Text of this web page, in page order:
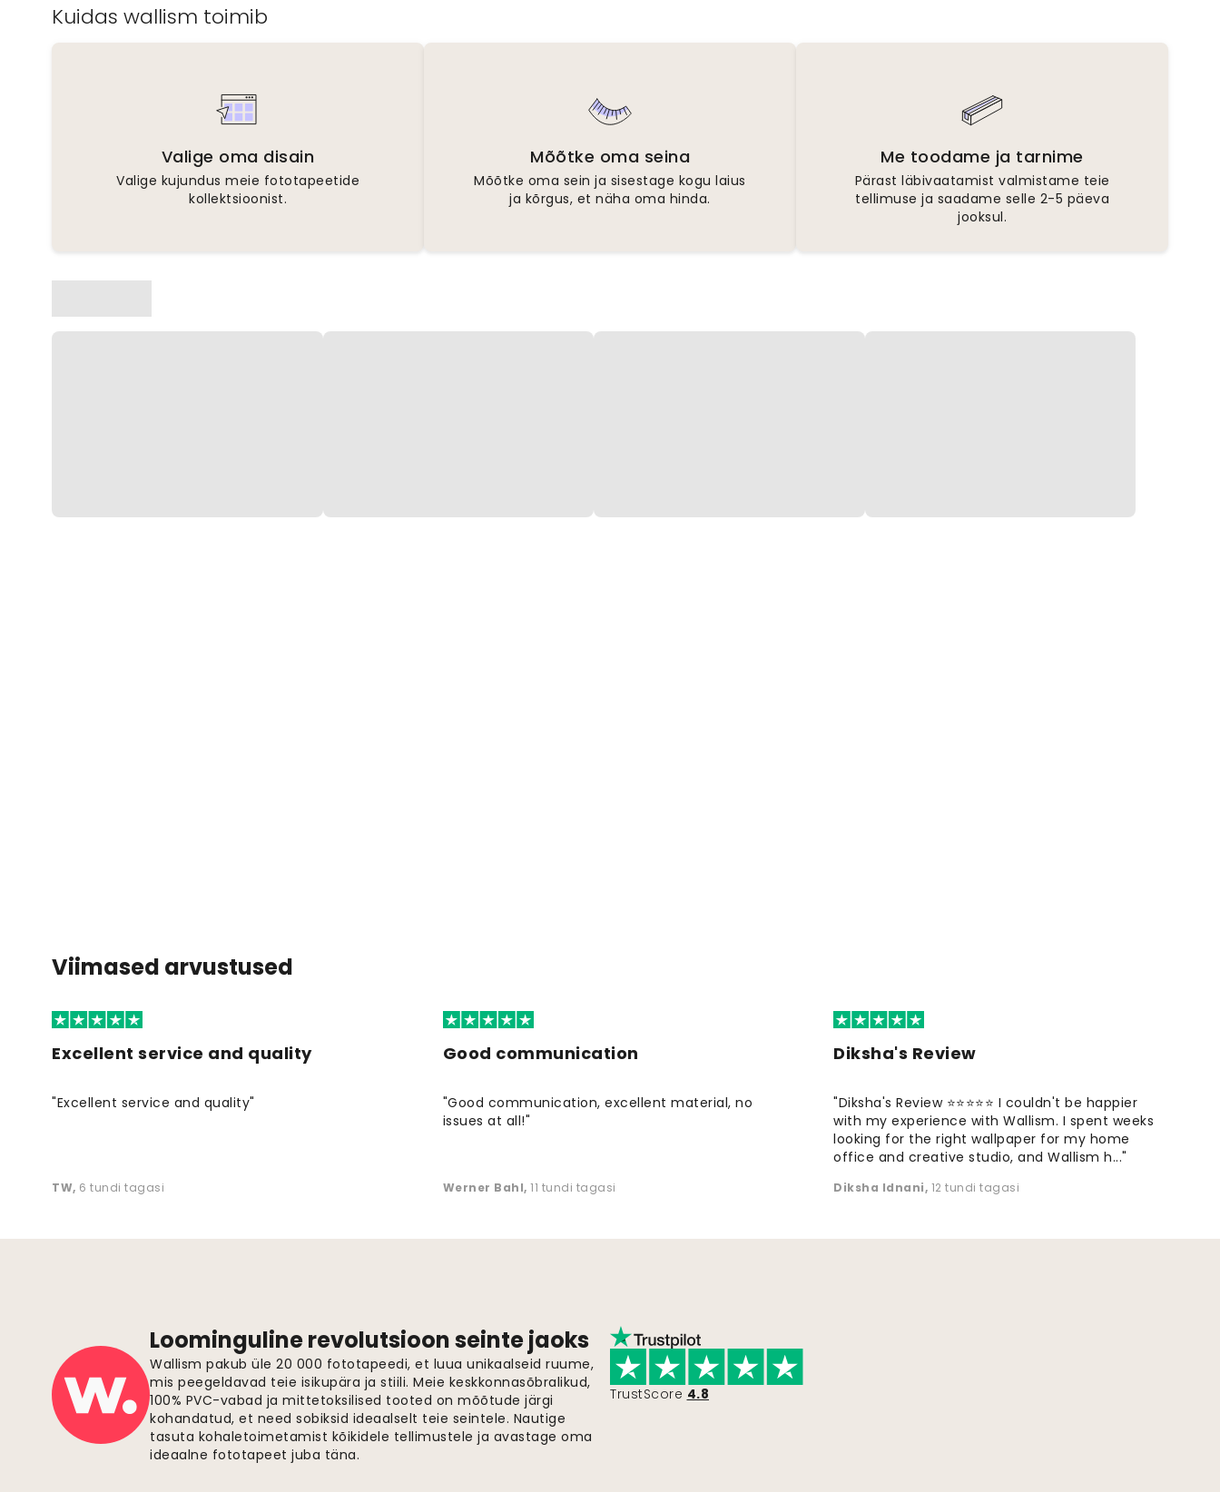
Kuidas wallism toimib
Valige oma disain
Valige kujundus meie fototapeetide
kollektsioonist.
Mõõtke oma seina
Mõõtke oma sein ja sisestage kogu laius
ja kõrgus, et näha oma hinda.
Me toodame ja tarnime
Pärast läbivaatamist valmistame teie
tellimuse ja saadame selle 2-5 päeva
jooksul.
Viimased arvustused
Excellent service and quality
"Excellent service and quality"
TW, 6 tundi tagasi
Good communication
"Good communication, excellent material, no
issues at all!"
Werner Bahl, 11 tundi tagasi
Diksha's Review
"Diksha's Review ⭐⭐⭐⭐⭐ I couldn't be happier
with my experience with Wallism. I spent weeks
looking for the right wallpaper for my home
office and creative studio, and Wallism h..."
Diksha Idnani, 12 tundi tagasi
Loominguline revolutsioon seinte jaoks
Wallism pakub üle 20 000 fototapeedi, et luua unikaalseid ruume,
mis peegeldavad teie isikupära ja stiili. Meie keskkonnasõbralikud,
100% PVC-vabad ja mittetoksilised tooted on mõõtude järgi
kohandatud, et need sobiksid ideaalselt teie seintele. Nautige
tasuta kohaletoimetamist kõikidele tellimustele ja avastage oma
ideaalne fototapeet juba täna.
TrustScore 4.8